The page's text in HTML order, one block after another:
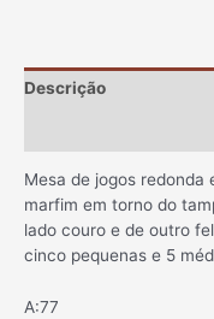
Descrição
Mesa de jogos redonda
marfim em torno do
lado couro e de outro
cinco pequenas e 5
A:77